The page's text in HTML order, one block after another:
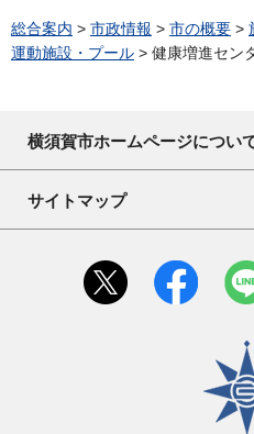
総合案内 > 市政情報 > 市の概要 >
運動施設・プール > 健康増進セン
横須賀市ホームページについ
サイトマップ
横須賀市